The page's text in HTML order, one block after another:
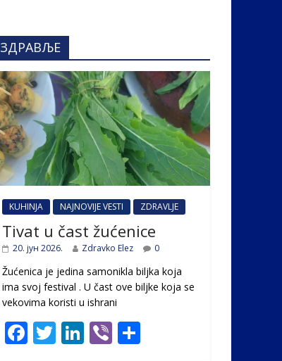
ЗДРАВЉЕ
KUHINJA NAJNOVIJE VESTI ZDRAVLJE
Tivat u čast žućenice
20. јун 2026. Zdravko Elez 0
Žućenica je jedina samonikla biljka koja
ima svoj festival . U čast ovе biljke koja se
vekovima koristi u ishrani
F T Li Vi